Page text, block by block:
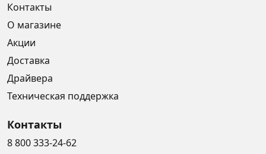
Контакты
О магазине
Акции
Доставка
Драйвера
Техническая поддержка
Контакты
8 800 333-24-62